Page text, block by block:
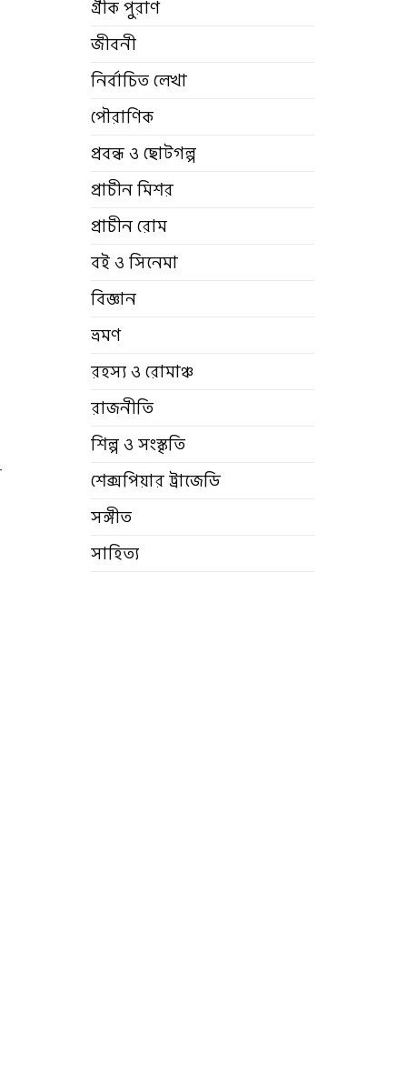
গ্রীক পুরাণ
জীবনী
নির্বাচিত লেখা
পৌরাণিক
প্রবন্ধ ও ছোটগল্প
প্রাচীন মিশর
প্রাচীন রোম
বই ও সিনেমা
বিজ্ঞান
ভ্রমণ
রহস্য ও রোমাঞ্চ
রাজনীতি
শিল্প ও সংস্কৃতি
শেক্সপিয়ার ট্রাজেডি
সঙ্গীত
সাহিত্য